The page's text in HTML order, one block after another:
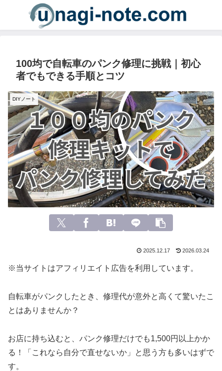
100均で自転車のパンク修理に挑戦｜初心
者でもできる手順とコツ
DIYノート
2025.12.17 2026.03.24
※当サイトはアフィリエイト広告を利用しています。
自転車がパンクしたとき、修理代が意外と高くて驚いたこ
とはありませんか？
お店に持ち込むと、パンク修理だけでも1,500円以上かか
る！「これなら自分で直せないか」と思う方も多いはずで
す。